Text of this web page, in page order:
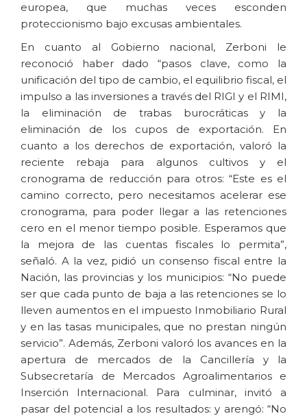
europea, que muchas veces esconden
proteccionismo bajo excusas ambientales.
En cuanto al Gobierno nacional, Zerboni le
reconoció haber dado “pasos clave, como la
unificación del tipo de cambio, el equilibrio fiscal, el
impulso a las inversiones a través del RIGI y el RIMI,
la eliminación de trabas burocráticas y la
eliminación de los cupos de exportación. En
cuanto a los derechos de exportación, valoró la
reciente rebaja para algunos cultivos y el
cronograma de reducción para otros: “Este es el
camino correcto, pero necesitamos acelerar ese
cronograma, para poder llegar a las retenciones
cero en el menor tiempo posible. Esperamos que
la mejora de las cuentas fiscales lo permita”,
señaló. A la vez, pidió un consenso fiscal entre la
Nación, las provincias y los municipios: “No puede
ser que cada punto de baja a las retenciones se lo
lleven aumentos en el impuesto Inmobiliario Rural
y en las tasas municipales, que no prestan ningún
servicio”. Además, Zerboni valoró los avances en la
apertura de mercados de la Cancillería y la
Subsecretaría de Mercados Agroalimentarios e
Inserción Internacional. Para culminar, invitó a
pasar del potencial a los resultados: y arengó: “No